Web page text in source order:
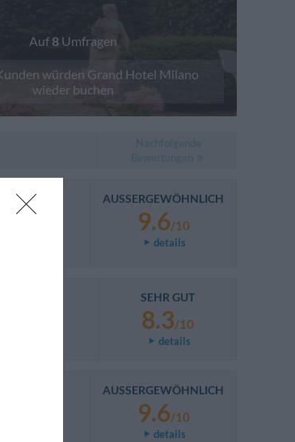
Auf 8Umfragen
würden Grand Hotel Milano
wieder buchen
AUSSERGEWÖHNLICH
9.6/10
details
SEHR GUT
8.3/10
details
AUSSERGEWÖHNLICH
9.6/10
details